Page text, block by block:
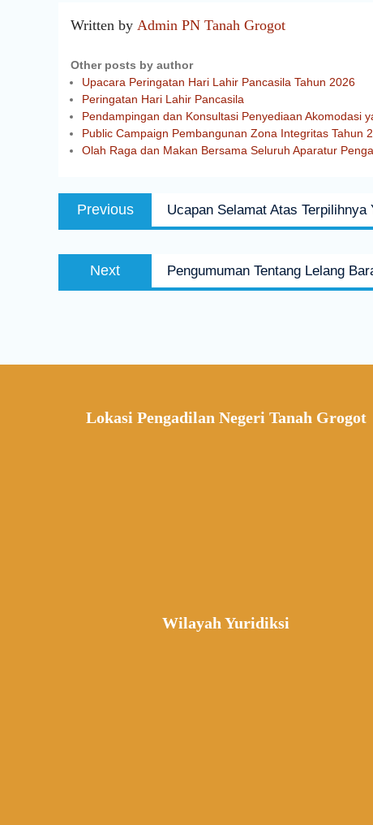
Written by Admin PN Tanah Grogot
Other posts by author
Upacara Peringatan Hari Lahir Pancasila Tahun 2026
Peringatan Hari Lahir Pancasila
Pendampingan dan Konsultasi Penyediaan Akomodasi
Public Campaign Pembangunan Zona Integritas Tahun
Olah Raga dan Makan Bersama Seluruh Aparatur
Previous Ucapan Selamat Atas
Next Pengumuman Tentang Lelang
Lokasi Pengadilan Negeri Tanah Grogot
Wilayah Yuridiksi